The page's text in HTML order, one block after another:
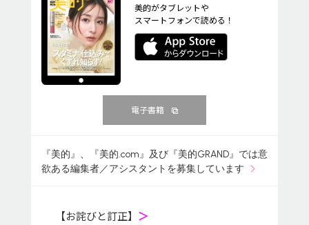
美的がタブレットや
スマートフォンで読める！
電子書籍
『美的』、『美的.com』及び『美的GRAND』では意
欲ある編集者／アシスタントを募集しています
【お詫びと訂正】 ＞